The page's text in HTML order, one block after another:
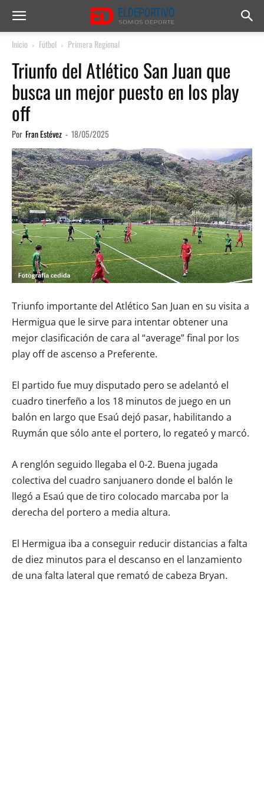
Inicio Fútbol Primera Regional
Triunfo del Atlético San Juan que
busca un mejor puesto en los play
off
Por Fran Estévez - 18/05/2025
Triunfo importante del Atlético San Juan en su visita a
Hermigua que le sirve para intentar obtener una
mejor clasificación de cara al “average” final por los
play off de ascenso a Preferente.
El partido fue muy disputado pero se adelantó el
cuadro tinerfeño a los 18 minutos de juego en un
balón en largo que Esaú dejó pasar, habilitando a
Ruymán que sólo ante el portero, lo regateó y marcó.
A renglón seguido llegaba el 0-2. Buena jugada
colectiva del cuadro sanjuanero donde el balón le
llegó a Esaú que de tiro colocado marcaba por la
derecha del portero a media altura.
El Hermigua iba a conseguir reducir distancias a falta
de diez minutos para el descanso en el lanzamiento
de una falta lateral que remató de cabeza Bryan.